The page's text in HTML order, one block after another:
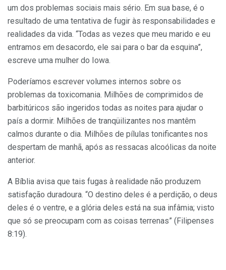
um dos problemas sociais mais sério. Em sua base, é o
resultado de uma tentativa de fugir às responsabilidades e
realidades da vida. “Todas as vezes que meu marido e eu
entramos em desacordo, ele sai para o bar da esquina”,
escreve uma mulher do Iowa.
Poderíamos escrever volumes internos sobre os
problemas da toxicomania. Milhões de comprimidos de
barbitúricos são ingeridos todas as noites para ajudar o
país a dormir. Milhões de tranqüilizantes nos mantêm
calmos durante o dia. Milhões de pílulas tonificantes nos
despertam de manhã, após as ressacas alcoólicas da noite
anterior.
A Bíblia avisa que tais fugas à realidade não produzem
satisfação duradoura. “O destino deles é a perdição, o deus
deles é o ventre, e a glória deles está na sua infâmia; visto
que só se preocupam com as coisas terrenas” (Filipenses
8:19).